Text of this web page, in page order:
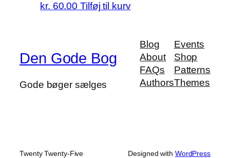
kr. 60.00 Tilføj til kurv
Den Gode Bog
Gode bøger sælges
Blog
About
FAQs
Authors
Events
Shop
Patterns
Themes
Twenty Twenty-Five Designed with WordPress